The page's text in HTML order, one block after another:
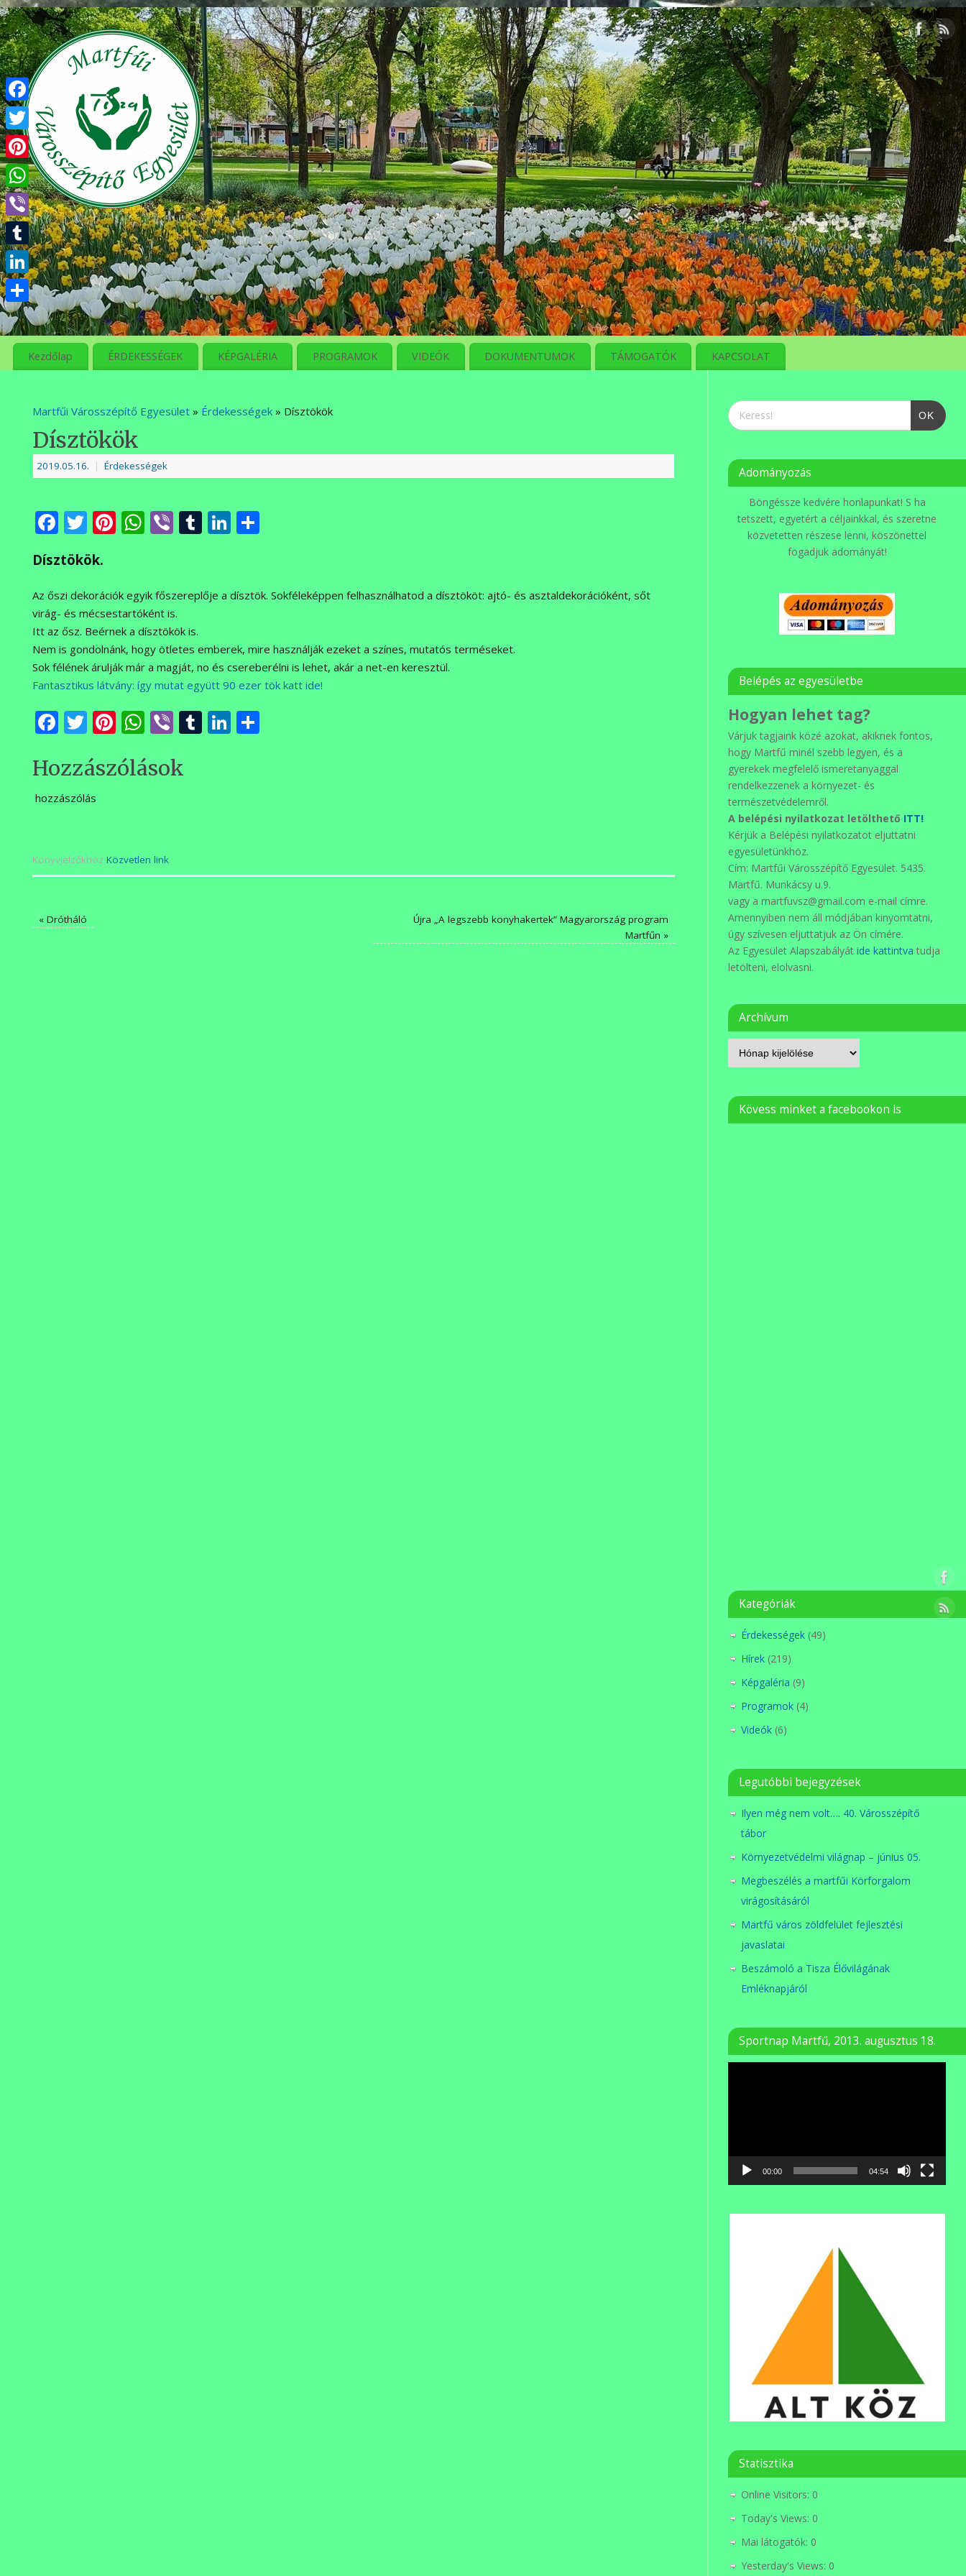
Kezdőlap ÉRDEKESSÉGEK KÉPGALÉRIA PROGRAMOK VIDEÓK DOKUMENTUMOK TÁMOGATÓK KAPCSOLAT
Martfűi Városszépítő Egyesület » Érdekességek » Dísztökök
Dísztökök
2019.05.16. | Érdekességek
Facebook
Twitter
Pinterest
WhatsApp
ViberTumblrLinkedIn
Dísztökök.
Az őszi dekorációk egyik főszereplője a dísztök. Sokféleképpen felhasználhatod a dísztököt: ajtó- és asztaldekorációként, sőt
virág- és mécsestartóként is.
Itt az ősz. Beérnek a dísztökök is.
Nem is gondolnánk, hogy ötletes emberek, mire használják ezeket a színes, mutatós terméseket.
Sok félének árulják már a magját, no és csereberélni is lehet, akár a net-en keresztül.
Fantasztikus látvány: így mutat együtt 90 ezer tök katt ide!
Facebook
Twitter
Pinterest
WhatsApp
ViberTumblrLinkedIn
Hozzászólások
hozzászólás
Könyvjelzőkhöz Közvetlen link.
«Drótháló
Újra „A legszebb konyhakertek” Magyarország program
Martfűn »
OK
Adományozás
Böngéssze kedvére honlapunkat! S ha
tetszett, egyetért a céljainkkal, és szeretne
közvetetten részese lenni, köszönettel
fogadjuk adományát!
Belépés az egyesületbe
Hogyan lehet tag?
Várjuk tagjaink közé azokat, akiknek fontos,
hogy Martfű minél szebb legyen, és a
gyerekek megfelelő ismeretanyaggal
rendelkezzenek a környezet- és
természetvédelemről.
A belépési nyilatkozat letölthető ITT!
Kérjük a Belépési nyilatkozatot eljuttatni
egyesületünkhöz.
Cím: Martfűi Városszépítő Egyesület. 5435.
Martfű. Munkácsy u.9.
vagy a martfuvsz@gmail.com e-mail címre.
Amennyiben nem áll módjában kinyomtatni,
úgy szívesen eljuttatjuk az Ön címére.
Az Egyesület Alapszabályát ide kattintva tudja
letölteni, elolvasni.
Archívum
Kövess minket a facebookon is
Kategóriák
Érdekességek (49)
Hírek (219)
Képgaléria (9)
Programok (4)
Videók (6)
Legutóbbi bejegyzések
Ilyen még nem volt…. 40. Városszépítő
tábor
Környezetvédelmi világnap – június 05.
Megbeszélés a martfűi Körforgalom
virágosításáról
Martfű város zöldfelület fejlesztési
javaslatai
Beszámoló a Tisza Élővilágának
Emléknapjáról
Sportnap Martfű, 2013. augusztus 18.
00:00 04:54
Statisztika
Online Visitors: 0
Today's Views: 0
Mai látogatók: 0
Yesterday's Views: 0
Facebook
Twitter
Pinterest
WhatsApp
Viber
Tumblr
LinkedIn
Ossza
meg